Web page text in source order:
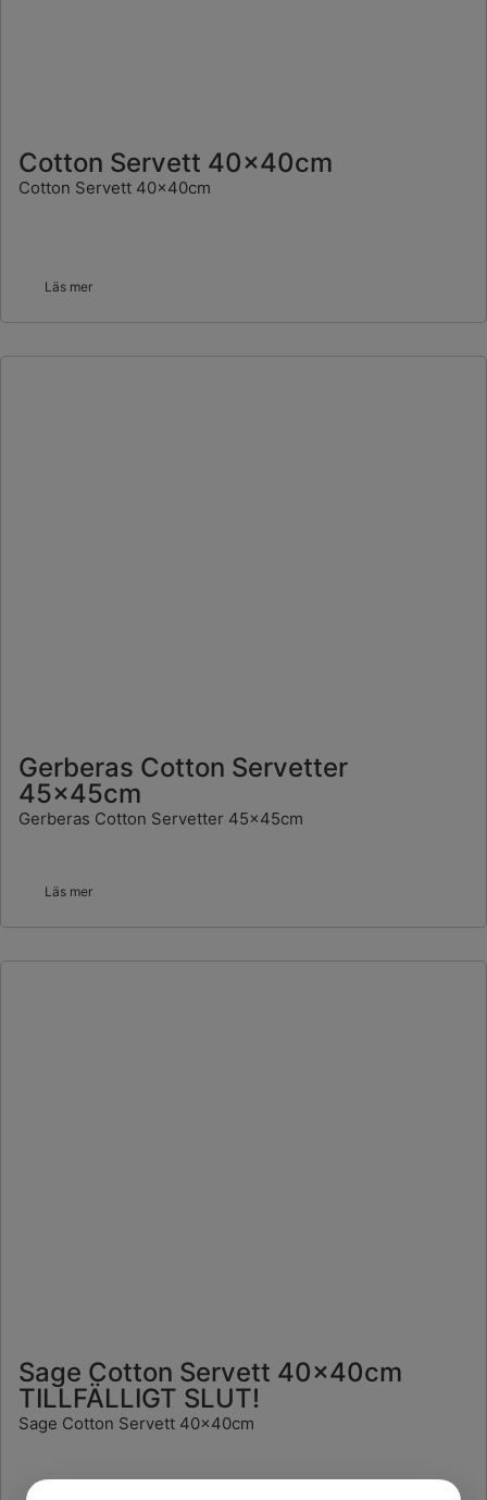
Cotton Servett 40x40cm
Cotton Servett 40x40cm
Läs mer
Gerberas Cotton Servetter
45x45cm
Gerberas Cotton Servetter 45x45cm
Läs mer
Sage Cotton Servett 40x40cm
TILLFÄLLIGT SLUT!
Sage Cotton Servett 40x40cm